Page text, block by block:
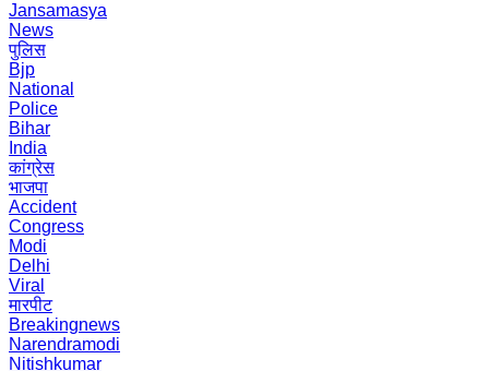
Jansamasya
News
पुलिस
Bjp
National
Police
Bihar
India
कांग्रेस
भाजपा
Accident
Congress
Modi
Delhi
Viral
मारपीट
Breakingnews
Narendramodi
Nitishkumar